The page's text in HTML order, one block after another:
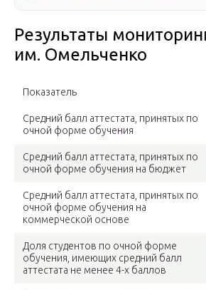
Результаты
им. Омельченко
Показатель
Средний балл аттестата, принятых по
очной форме обучения
Средний балл аттестата, принятых по
очной форме обучения на бюджет
Средний балл аттестата, принятых по
очной форме обучения на
коммерческой основе
Доля студентов по очной форме
обучения, имеющих средний балл
аттестата не менее 4-х баллов